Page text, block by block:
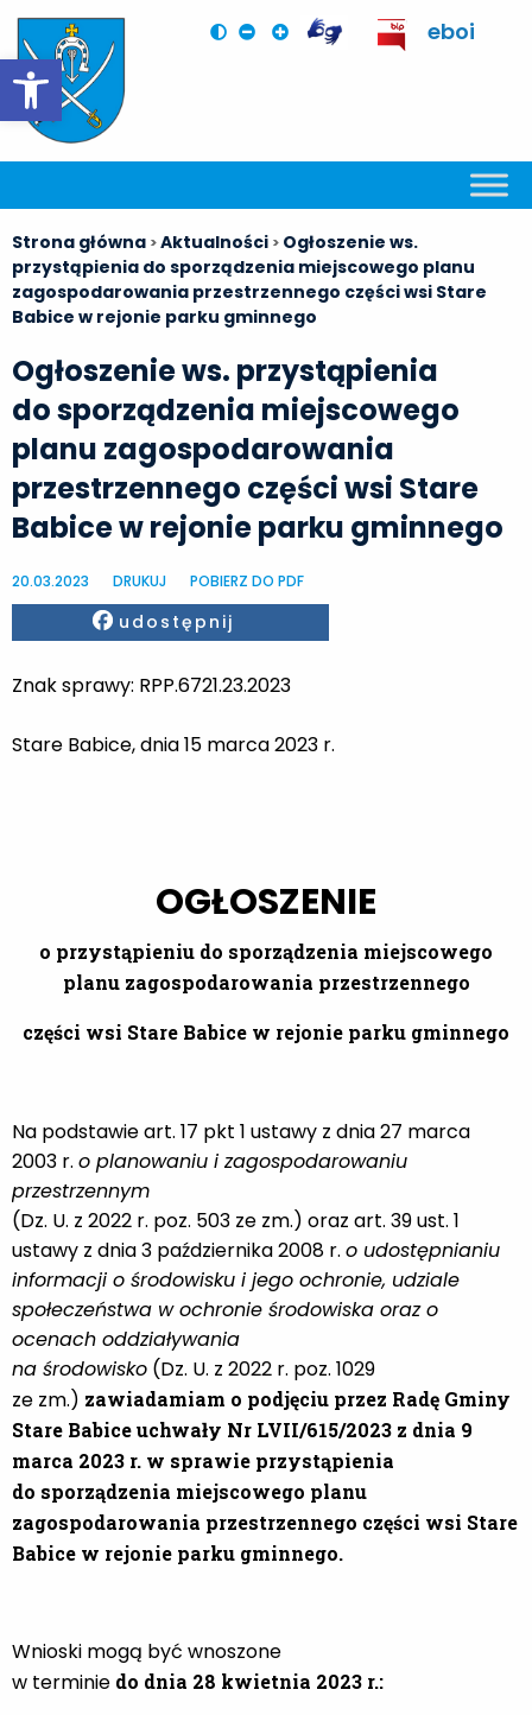
Otwórz pasek narzędzi
eboi
Strona główna >Aktualności > Ogłoszenie ws.
przystąpienia do sporządzenia miejscowego planu
zagospodarowania przestrzennego części wsi Stare
Babice w rejonie parku gminnego
Ogłoszenie ws. przystąpienia
do sporządzenia miejscowego
planu zagospodarowania
przestrzennego części wsi Stare
Babice w rejonie parku gminnego
20.03.2023 DRUKUJ POBIERZ DO PDF
Facebook
udostępnij
Znak sprawy: RPP.6721.23.2023
Stare Babice, dnia 15 marca 2023 r.
OGŁOSZENIE
o przystąpieniu do sporządzenia miejscowego
planu zagospodarowania przestrzennego
części wsi Stare Babice w rejonie parku gminnego
Na podstawie art. 17 pkt 1 ustawy z dnia 27 marca
2003 r. o planowaniu i zagospodarowaniu
przestrzennym
(Dz. U. z 2022 r. poz. 503 ze zm.) oraz art. 39 ust. 1
ustawy z dnia 3 października 2008 r. o udostępnianiu
informacji o środowisku i jego ochronie, udziale
społeczeństwa w ochronie środowiska oraz o
ocenach oddziaływania
na środowisko (Dz. U. z 2022 r. poz. 1029
ze zm.) zawiadamiam o podjęciu przez Radę Gminy
Stare Babice uchwały Nr LVII/615/2023 z dnia 9
marca 2023 r. w sprawie przystąpienia
do sporządzenia miejscowego planu
zagospodarowania przestrzennego części wsi Stare
Babice w rejonie parku gminnego.
Wnioski mogą być wnoszone
w terminie do dnia 28 kwietnia 2023 r.: